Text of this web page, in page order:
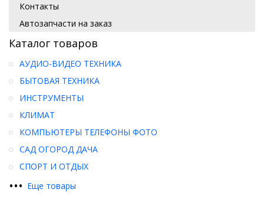
Контакты
Автозапчасти на заказ
Каталог товаров
••• Еще товары
АУДИО-ВИДЕО ТЕХНИКА
БЫТОВАЯ ТЕХНИКА
ИНСТРУМЕНТЫ
КЛИМАТ
КОМПЬЮТЕРЫ ТЕЛЕФОНЫ ФОТО
САД ОГОРОД ДАЧА
СПОРТ И ОТДЫХ